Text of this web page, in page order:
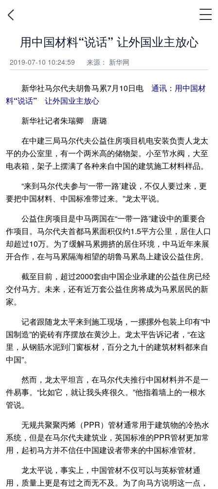
用中国材料“说话” 让外国业主放心
2019-07-10 10:24:59 来源： 新华网
新华社马尔代夫胡鲁马累7月10日电 通讯：用中国材
料“说话” 让外国业主放心
新华社记者朱瑞卿 唐璐
在中建三局马尔代夫公益住房项目机电安装负责人龙太
平的办公室里，有一个两米高的储物架。小至节水阀，大至
电表箱，架子上摆满了各种来自中国的建筑施工材料样品。
“来到马尔代夫参与‘一带一路’建设，不仅人要过来，更
要把中国材料、中国标准带过来。”龙太平说。
公益住房项目是中马两国在“一带一路”建设中的重要合
作项目。马尔代夫首都马累面积仅约1.5平方公里，居住人口
却超过10万。为了缓解马累拥挤的居住环境，中马近年来展
开合作，在与马累隔海相望的胡鲁马累岛上建设公益住房。
截至目前，超过2000套由中国企业承建的公益住房已经
交付马方。未来，还有近万套公益住房将成为马累居民的新
家。
记者跟随龙太平来到施工现场，一摞摞外包装上印有“中
国制造”的瓷砖有序摆放在黄沙上。龙太平告诉记者，“在这
里，从钢筋水泥到门窗板材，百分之九十的建筑材料都来自
中国”。
然而，龙太平坦言，在马尔代夫推行中国材料并不是一
件易事。“比如它，就让我头疼很久。”他指着墙上的一根水
管说。
无规共聚聚丙烯（PPR）管材通常用于建筑物的冷热水
系统，但是在马尔代夫建筑业，英国标准的PPR管材更加常
用，起初马方并不信任中国建设者带来的中国标准管材。
龙太平说，事实上，中国管材不仅可以与英标管材通
用，质量上更是有过之而无不及。为了向马方说明这一点，